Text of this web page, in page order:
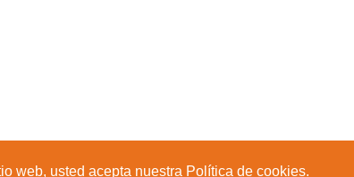
web, usted acepta nuestra Política de cookies.